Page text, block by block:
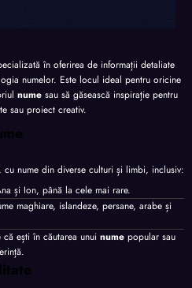
în oferirea de informații detaliate
numelor. Este locul ideal pentru oricine
nume sau să găsească inspirație pentru
sau proiect creativ.
nume din diverse culturi și limbi, inclusiv:
și Ion, până la cele mai rare.
maghiare, islandeze, persane, arabe și
ești în căutarea unui nume popular sau